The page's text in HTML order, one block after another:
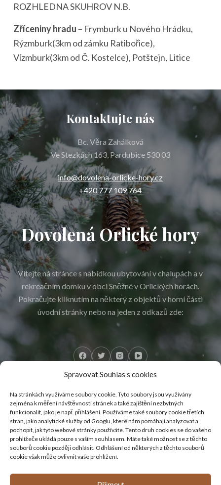
Spravovat Souhlas s cookies
Na stránkách využíváme soubory cookie. Tyto soubory jsou využívány
zejména k měření návštěvnosti stránek a také zajištění nezbytných
funkcionalit, jako je např. přihlášení. Používáme také soubory cookie třetích
stran, jako analytické služby od Googlu, které nám pomáhají analyzovat a
pochopit, jak tyto webové stránky používáte. Tento druh cookies se do vašeho
prohlížeče ukládá pouze s vaším souhlasem. Máte také možnost se z těchto
souborů cookie později odhlásit. Odhlášení od některých z těchto souborů
cookie však může ovlivnit vaše prohlížení.
ROZHLEDNA SKUHROV N.B.
Zříceniny hradu – Frymburk u Nového Hrádku,
Rýzmburk(3km od zámku Ratibořice),
Vízmburk(3km od Č. Kostelce), Potštejn, Litice
Kontaktujte nás
Bc. Věra Zahálková
Ve Stezkách 163, Pardubice 530 03
info@dovolena-orlicke-hory.cz
+420 777 109 764
Dovolená Orlické hory
Vítejte ná stránce s nabídkou ubytování v chalupách a v
rekreačním domku v obci Sněžné v Orlických horách.
Pokračujte kliknutím na některý z objektů v horní části
úvodní stránky nebo na jeden z odkazů zde:
Rychlé odkazy
Úvodní stránka
Velká chalupa
Rekreační domek